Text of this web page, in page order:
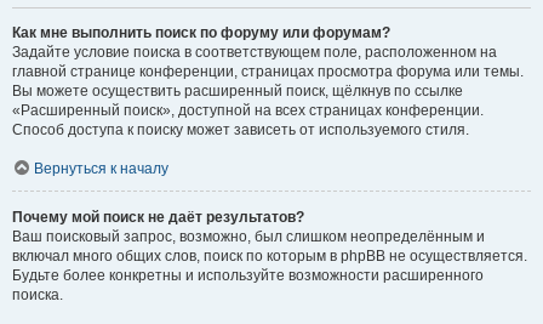
Как мне выполнить поиск по форуму или форумам?
Задайте условие поиска в соответствующем поле, расположенном на
главной странице конференции, страницах просмотра форума или темы.
Вы можете осуществить расширенный поиск, щёлкнув по ссылке
«Расширенный поиск», доступной на всех страницах конференции.
Способ доступа к поиску может зависеть от используемого стиля.
Вернуться к началу
Почему мой поиск не даёт результатов?
Ваш поисковый запрос, возможно, был слишком неопределённым и
включал много общих слов, поиск по которым в phpBB не осуществляется.
Будьте более конкретны и используйте возможности расширенного
поиска.